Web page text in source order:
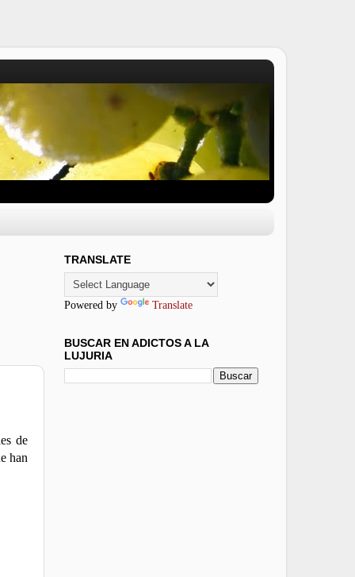
de
han
TRANSLATE
Powered by Translate
BUSCAR EN ADICTOS A LA
LUJURIA